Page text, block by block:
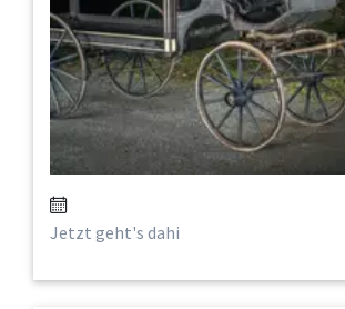
Jetzt geht's dahi